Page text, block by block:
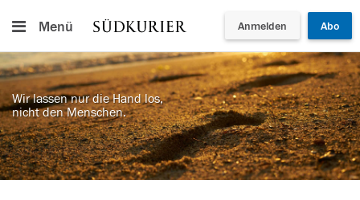
Menü Anmelden Abo
Wir lassen nur die Hand los,
nicht den Menschen.